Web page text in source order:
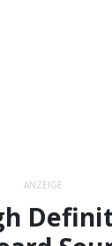
ANZEIGE